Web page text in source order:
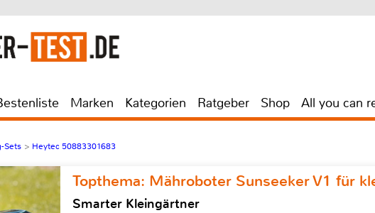
Marken Kategorien Ratgeber Shop All you can
Sets > Heytec 50883301683
Topthema: Mähroboter Sunseeker V1 für
Smarter Kleingärtner